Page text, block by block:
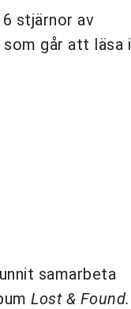
stjärnor av
går att läsa i
samarbeta
Lost & Found.